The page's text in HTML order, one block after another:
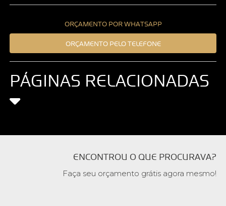
ORÇAMENTO POR WHATSAPP
ORÇAMENTO PELO TELEFONE
PÁGINAS RELACIONADAS
ENCONTROU O QUE PROCURAVA?
Faça seu orçamento grátis agora mesmo!